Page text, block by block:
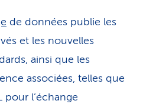
de données publie les
et les nouvelles
ainsi que les
associées, telles que
pour l’échange